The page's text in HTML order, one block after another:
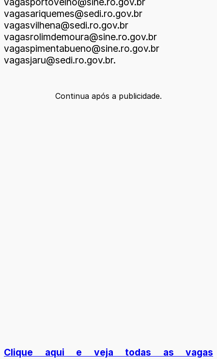
vagasariquemes@sedi.ro.gov.br
vagasvilhena@sedi.ro.gov.br
vagasrolimdemoura@sine.ro.gov.br
vagaspimentabueno@sine.ro.gov.br
vagasjaru@sedi.ro.gov.br.
Continua após a publicidade.
Clique aqui e veja todas as vagas